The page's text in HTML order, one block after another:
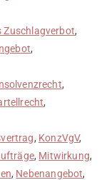
Zuschlagverbot,
,
,
,
, KonzVgV,
, Mitwirkung,
, Nebenangebot,